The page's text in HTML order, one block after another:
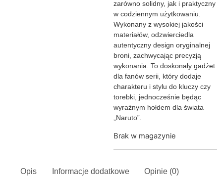
zarówno solidny, jak i praktyczny
w codziennym użytkowaniu.
Wykonany z wysokiej jakości
materiałów, odzwierciedla
autentyczny design oryginalnej
broni, zachwycając precyzją
wykonania. To doskonały gadżet
dla fanów serii, który dodaje
charakteru i stylu do kluczy czy
torebki, jednocześnie będąc
wyraźnym hołdem dla świata
„Naruto”.
Brak w magazynie
Opis Informacje dodatkowe Opinie (0)